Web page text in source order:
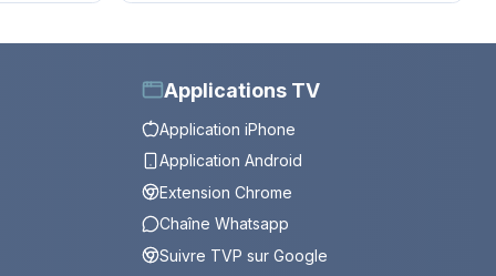
Applications TV
Application iPhone
Application Android
Extension Chrome
Chaîne Whatsapp
Suivre TVP sur Google